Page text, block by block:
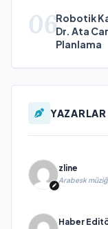
06Robotik
Dr. Ata
Planlama
YAZARLAR
zline
Arabesk
yitirdi
Haber